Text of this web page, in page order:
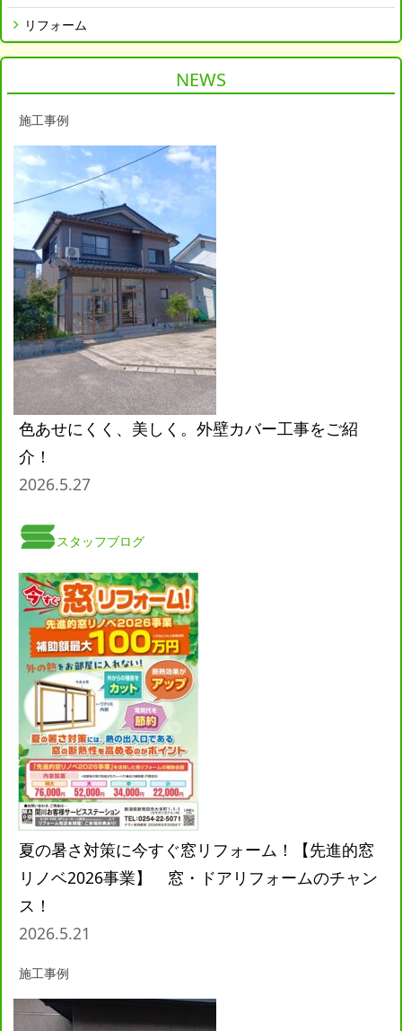
リフォーム
NEWS
施工事例
色あせにくく、美しく。外壁カバー工事をご紹
介！
2026.5.27
スタッフブログ
夏の暑さ対策に今すぐ窓リフォーム！【先進的窓
リノベ2026事業】 窓・ドアリフォームのチャン
ス！
2026.5.21
施工事例